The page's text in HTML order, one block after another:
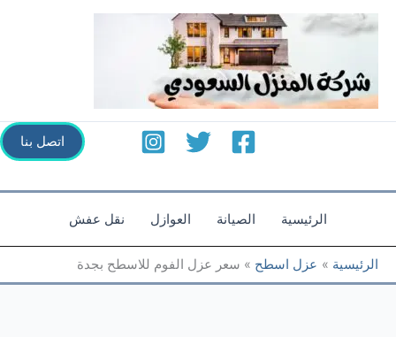
تخطي
إلى
اتصل بنا
الرئيسية الصيانة العوازل نقل عفش
الرئيسية عزل اسطح سعر عزل الفوم للاسطح بجدة